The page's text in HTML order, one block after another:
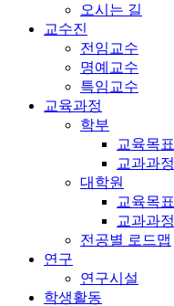
오시는 길
교수진
전임교수
명예교수
특임교수
교육과정
학부
교육목표
교과과정
대학원
교육목표
교과과정
전공별 로드맵
연구
연구시설
학생활동